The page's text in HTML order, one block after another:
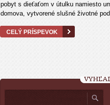
pobyt s dieťaťom v útulku namiesto
domova, vytvorené slušné životné
CELÝ PRÍSPEVOK